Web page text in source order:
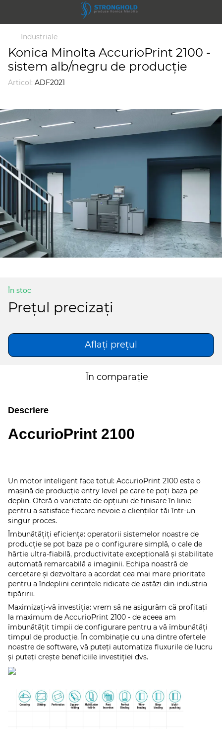
Industriale
Konica Minolta AccurioPrint 2100 -
sistem alb/negru de producție
Articol: ADF2021
În stoc
Preţul precizați
Aflați prețul
În comparație
Descriere
AccurioPrint 2100
Un motor inteligent face totul: AccurioPrint 2100 este o
mașină de producție entry level pe care te poți baza pe
deplin. Oferă o varietate de opțiuni de finisare în linie
pentru a satisface fiecare nevoie a clienților tăi într-un
singur proces.
Îmbunătățiți eficiența: operatorii sistemelor noastre de
producție se pot baza pe o configurare simplă, o cale de
hârtie ultra-fiabilă, productivitate excepțională și stabilitate
automată remarcabilă a imaginii. Echipa noastră de
cercetare și dezvoltare a acordat cea mai mare prioritate
pentru a îndeplini cerințele ridicate de astăzi din industria
tipăririi.
Maximizați-vă investiția: vrem să ne asigurăm că profitați
la maximum de AccurioPrint 2100 - de aceea am
îmbunătățit timpii de configurare pentru a vă îmbunătăți
timpul de producție. În combinație cu una dintre ofertele
noastre de software, vă puteți automatiza fluxurile de lucru
și puteți crește beneficiile investiției dvs.